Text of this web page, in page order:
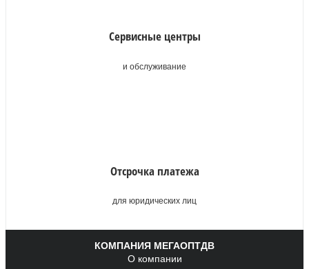
Сервисные центры
и обслуживание
Отсрочка платежа
для юридических лиц
КОМПАНИЯ МЕГАОПТДВ
О компании